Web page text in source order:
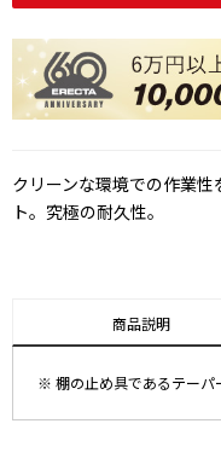
クリーンな環境での作業
ト。究極の耐久性。
商品説明
※ 棚の止め具であるテーパ